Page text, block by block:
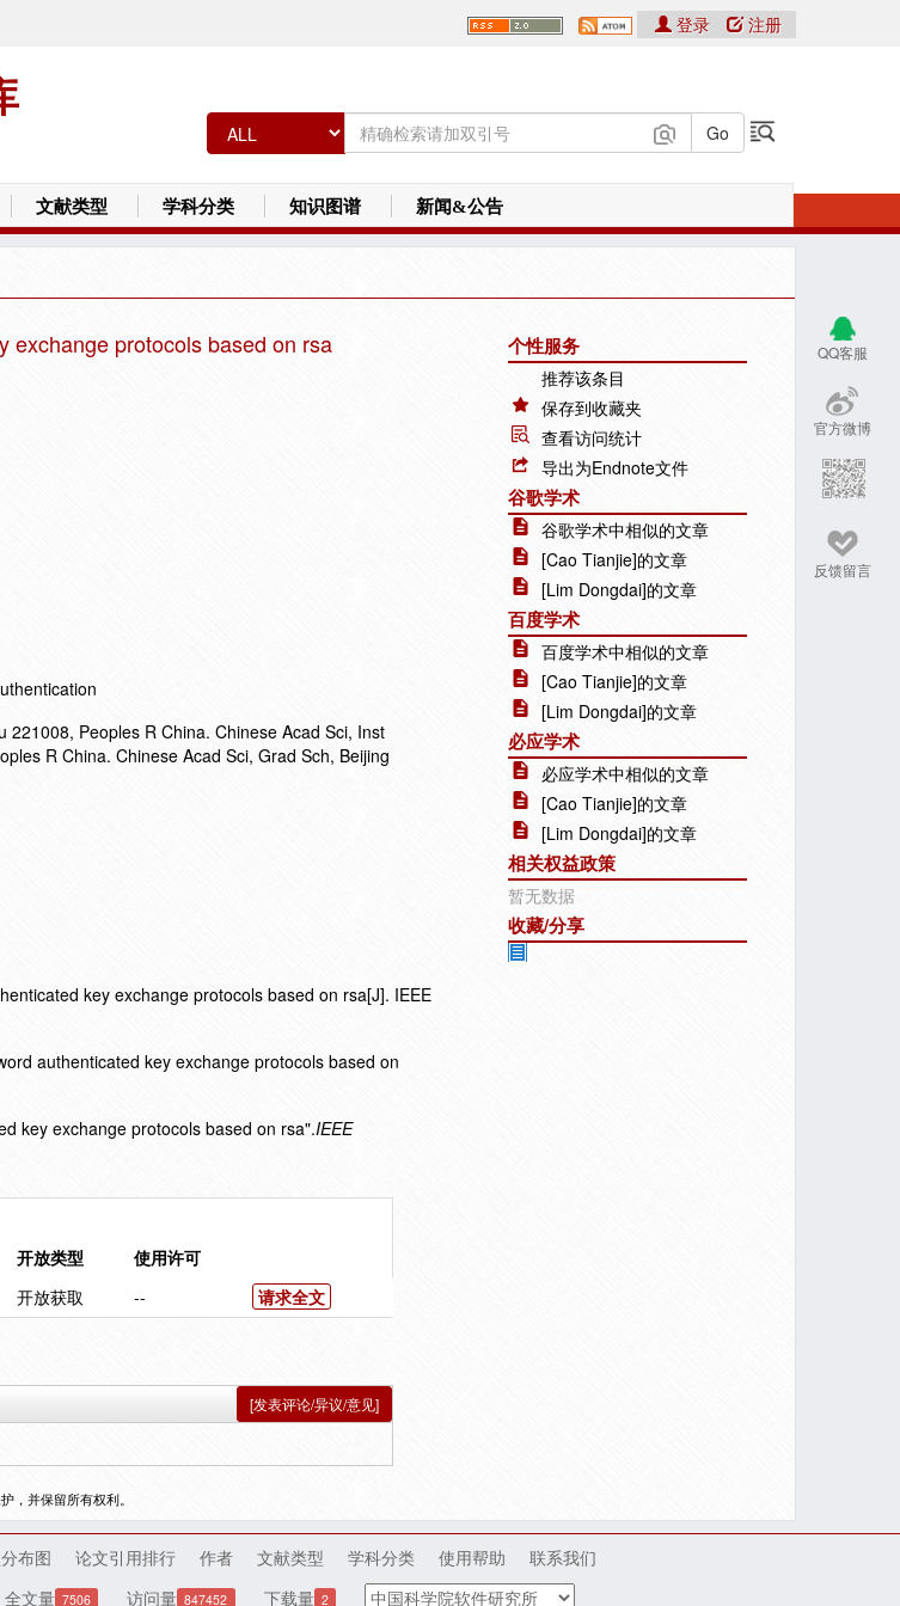
登录 注册
文献类型 学科分类 知识图谱 新闻&公告
QQ客服
官方微博
反馈留言
exchange protocols based on rsa
221008, Peoples R China. Chinese Acad Sci, Inst
R China. Chinese Acad Sci, Grad Sch, Beijing
key exchange protocols based on rsa[J]. IEEE
authenticated key exchange protocols based on
key exchange protocols based on rsa".IEEE
开放类型
使用许可
开放获取 -- 请求全文
个性服务
推荐该条目
保存到收藏夹
查看访问统计
导出为Endnote文件
谷歌学术
谷歌学术中相似的文章
[Cao Tianjie]的文章
[Lim Dongdai]的文章
百度学术
百度学术中相似的文章
[Cao Tianjie]的文章
[Lim Dongdai]的文章
必应学术
必应学术中相似的文章
[Cao Tianjie]的文章
[Lim Dongdai]的文章
相关权益政策
暂无数据
收藏/分享
[发表评论/异议/意见]
，并保留所有权利。
布图 论文引用排行 作者 文献类型 学科分类 使用帮助
联系我们
全文量 7506 访问量 847452 下载量 2